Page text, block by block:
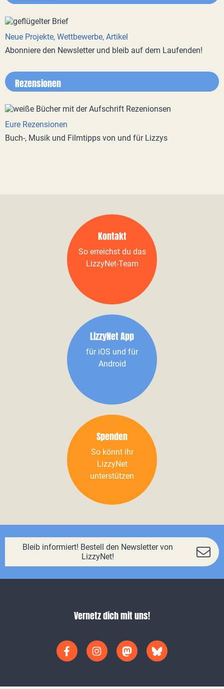
Neue Projekte, Wettbewerbe, Artikel
Abonniere den Newsletter und bleib auf dem Laufenden!
Rezensionen
Eure Rezensionen
Buch-, Musik und Filmtipps von und für Lizzys
Kontakt
So erreichst du das
LizzyNet-Team
LizzyNet App
für iOS und für
Android
Spenden
So könnt ihr
LizzyNet
unterstützen
Bleib informiert! Bestell den Newsletter von
LizzyNet!
Vernetz dich mit uns!